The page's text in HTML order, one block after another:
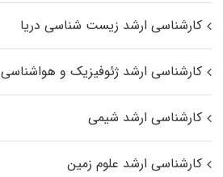
کارشناسی ارشد زیست‌ شناسی دریا
کارشناسی ارشد ژئوفیزیک و هواشناسی
کارشناسی ارشد شیمی
کارشناسی ارشد علوم زمین